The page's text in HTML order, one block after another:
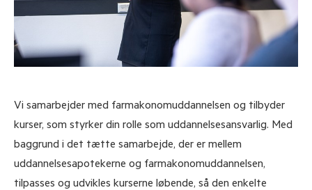
Vi samarbejder med farmakonomuddannelsen og tilbyder
kurser, som styrker din rolle som uddannelsesansvarlig. Med
baggrund i det tætte samarbejde, der er mellem
uddannelsesapotekerne og farmakonomuddannelsen,
tilpasses og udvikles kurserne løbende, så den enkelte